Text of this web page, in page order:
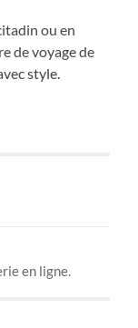
ou en
de voyage de
style.
en ligne.